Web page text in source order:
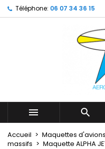
Téléphone: 06 07 34 36 15
 
Accueil Maquettes d'avions
massifs
Maquette ALPHA
My wishlists
Create new list
Créer une
Nom de la liste d'envies
Connexion
Vous devez être